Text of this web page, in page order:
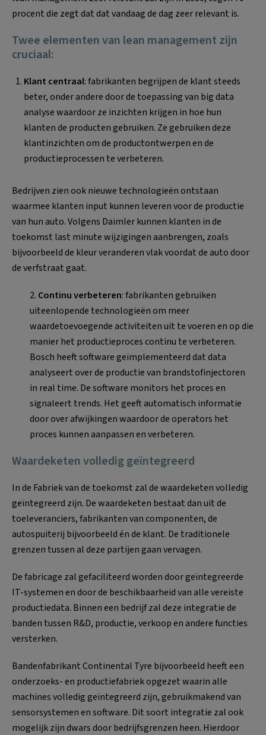
procent die zegt dat dat vandaag de dag zeer relevant is.
Twee elementen van lean management zijn
cruciaal:
Klant centraal: fabrikanten begrijpen de klant steeds
beter, onder andere door de toepassing van big data
analyse waardoor ze inzichten krijgen in hoe hun
klanten de producten gebruiken. Ze gebruiken deze
klantinzichten om de productontwerpen en de
productieprocessen te verbeteren.
Bedrijven zien ook nieuwe technologieën ontstaan
waarmee klanten input kunnen leveren voor de productie
van hun auto. Volgens Daimler kunnen klanten in de
toekomst last minute wijzigingen aanbrengen, zoals
bijvoorbeeld de kleur veranderen vlak voordat de auto door
de verfstraat gaat.
2. Continu verbeteren: fabrikanten gebruiken
uiteenlopende technologieën om meer
waardetoevoegende activiteiten uit te voeren en op die
manier het productieproces continu te verbeteren.
Bosch heeft software geïmplementeerd dat data
analyseert over de productie van brandstofinjectoren
in real time. De software monitors het proces en
signaleert trends. Het geeft automatisch informatie
door over afwijkingen waardoor de operators het
proces kunnen aanpassen en verbeteren.
Waardeketen volledig geïntegreerd
In de Fabriek van de toekomst zal de waardeketen volledig
geïntegreerd zijn. De waardeketen bestaat dan uit de
toeleveranciers, fabrikanten van componenten, de
autospuiterij bijvoorbeeld én de klant. De traditionele
grenzen tussen al deze partijen gaan vervagen.
De fabricage zal gefaciliteerd worden door geïntegreerde
IT-systemen en door de beschikbaarheid van alle vereiste
productiedata. Binnen een bedrijf zal deze integratie de
banden tussen R&D, productie, verkoop en andere functies
versterken.
Bandenfabrikant Continental Tyre bijvoorbeeld heeft een
onderzoeks- en productiefabriek opgezet waarin alle
machines volledig geïntegreerd zijn, gebruikmakend van
sensorsystemen en software. Dit soort integratie zal ook
mogelijk zijn dwars door bedrijfsgrenzen heen. Hierdoor